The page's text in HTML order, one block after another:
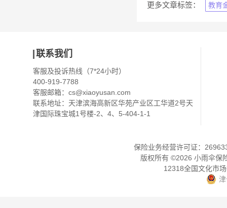
更多文章标签： 教育
联系我们
客服及投诉热线（7*24小时）
400-919-7788
客服邮箱： cs@xiaoyusan.com
联系地址：天津滨海高新区华苑产业区工华道2号天
津国际珠宝城1号楼-2、4、5-404-1-1
保险业务经营许可证：
版权所有 ©2026 小雨伞保
12318全国文化市